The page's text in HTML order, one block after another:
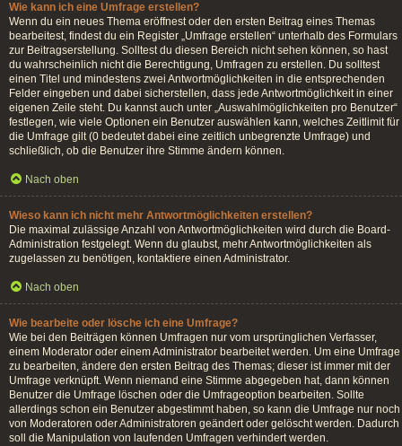
Wie kann ich eine Umfrage erstellen?
Wenn du ein neues Thema eröffnest oder den ersten Beitrag eines Themas
bearbeitest, findest du ein Register „Umfrage erstellen“ unterhalb des Formulars
zur Beitragserstellung. Solltest du diesen Bereich nicht sehen können, so hast
du wahrscheinlich nicht die Berechtigung, Umfragen zu erstellen. Du solltest
einen Titel und mindestens zwei Antwortmöglichkeiten in die entsprechenden
Felder eingeben und dabei sicherstellen, dass jede Antwortmöglichkeit in einer
eigenen Zeile steht. Du kannst auch unter „Auswahlmöglichkeiten pro Benutzer“
festlegen, wie viele Optionen ein Benutzer auswählen kann, welches Zeitlimit für
die Umfrage gilt (0 bedeutet dabei eine zeitlich unbegrenzte Umfrage) und
schließlich, ob die Benutzer ihre Stimme ändern können.
Nach oben
Wieso kann ich nicht mehr Antwortmöglichkeiten erstellen?
Die maximal zulässige Anzahl von Antwortmöglichkeiten wird durch die Board-
Administration festgelegt. Wenn du glaubst, mehr Antwortmöglichkeiten als
zugelassen zu benötigen, kontaktiere einen Administrator.
Nach oben
Wie bearbeite oder lösche ich eine Umfrage?
Wie bei den Beiträgen können Umfragen nur vom ursprünglichen Verfasser,
einem Moderator oder einem Administrator bearbeitet werden. Um eine Umfrage
zu bearbeiten, ändere den ersten Beitrag des Themas; dieser ist immer mit der
Umfrage verknüpft. Wenn niemand eine Stimme abgegeben hat, dann können
Benutzer die Umfrage löschen oder die Umfrageoption bearbeiten. Sollte
allerdings schon ein Benutzer abgestimmt haben, so kann die Umfrage nur noch
von Moderatoren oder Administratoren geändert oder gelöscht werden. Dadurch
soll die Manipulation von laufenden Umfragen verhindert werden.